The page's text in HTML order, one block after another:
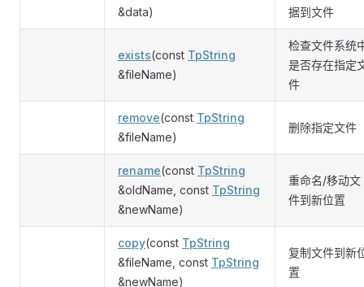
&data)
据到文件
exists(const TpString
&fileName)
检查文件系统
是否存在指定
件
remove(const TpString
&fileName)
删除指定文件
rename(const TpString
&oldName, const TpString
&newName)
重命名/移动文
件到新位置
copy(const TpString
&fileName, const TpString
&newName)
复制文件到新
置